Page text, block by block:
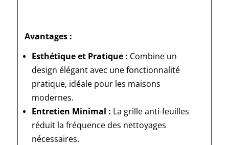
Avantages :
Esthétique et Pratique : Combine un
design élégant avec une fonctionnalité
pratique, idéale pour les maisons
modernes.
Entretien Minimal : La grille anti-feuilles
réduit la fréquence des nettoyages
nécessaires.